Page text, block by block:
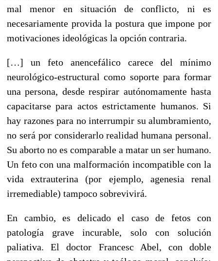
mal menor en situación de conflicto, ni es
necesariamente provida la postura que impone por
motivaciones ideológicas la opción contraria.
[…] un feto anencefálico carece del mínimo
neurológico-estructural como soporte para formar
una persona, desde respirar autónomamente hasta
capacitarse para actos estrictamente humanos. Si
hay razones para no interrumpir su alumbramiento,
no será por considerarlo realidad humana personal.
Su aborto no es comparable a matar un ser humano.
Un feto con una malformación incompatible con la
vida extrauterina (por ejemplo, agenesia renal
irremediable) tampoco sobrevivirá.
En cambio, es delicado el caso de fetos con
patología grave incurable, solo con solución
paliativa. El doctor Francesc Abel, con doble